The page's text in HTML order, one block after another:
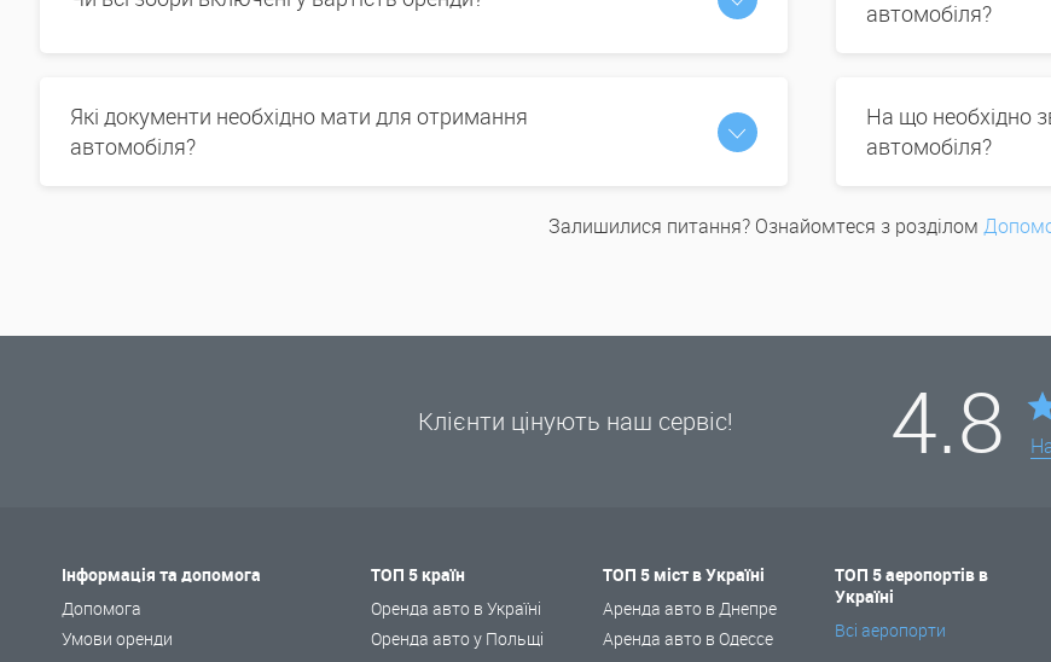
автомобіля?
Які документи необхідно мати для отримання
автомобіля?
На що необхідно
автомобіля?
Залишилися питання? Ознайомтеся з розділом
Клієнти цінують наш сервіс! 4.8
Інформація та допомога
Допомога
Умови оренди
ТОП 5 країн
Оренда авто в Україні
Оренда авто у Польщі
ТОП 5 міст в Україні
Аренда авто в Днепре
Аренда авто в Одессе
ТОП 5 аеропортів в
Україні
Всі аеропорти